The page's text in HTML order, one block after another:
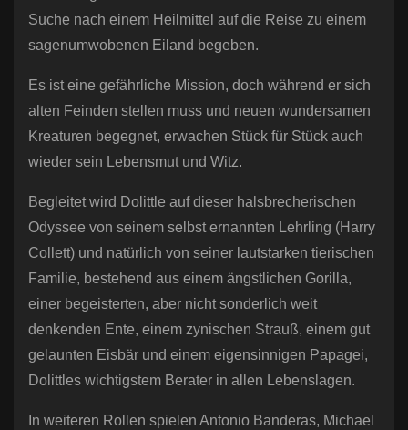
Suche nach einem Heilmittel auf die Reise zu einem
sagenumwobenen Eiland begeben.
Es ist eine gefährliche Mission, doch während er sich
alten Feinden stellen muss und neuen wundersamen
Kreaturen begegnet, erwachen Stück für Stück auch
wieder sein Lebensmut und Witz.
Begleitet wird Dolittle auf dieser halsbrecherischen
Odyssee von seinem selbst ernannten Lehrling (Harry
Collett) und natürlich von seiner lautstarken tierischen
Familie, bestehend aus einem ängstlichen Gorilla,
einer begeisterten, aber nicht sonderlich weit
denkenden Ente, einem zynischen Strauß, einem gut
gelaunten Eisbär und einem eigensinnigen Papagei,
Dolittles wichtigstem Berater in allen Lebenslagen.
In weiteren Rollen spielen Antonio Banderas, Michael